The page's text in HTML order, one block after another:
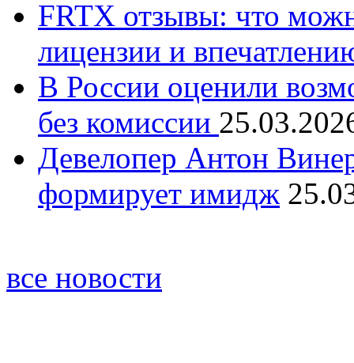
FRTX отзывы: что
лицензии и
В России оценили
без комиссии
Девелопер Антон
формирует имидж
все новости